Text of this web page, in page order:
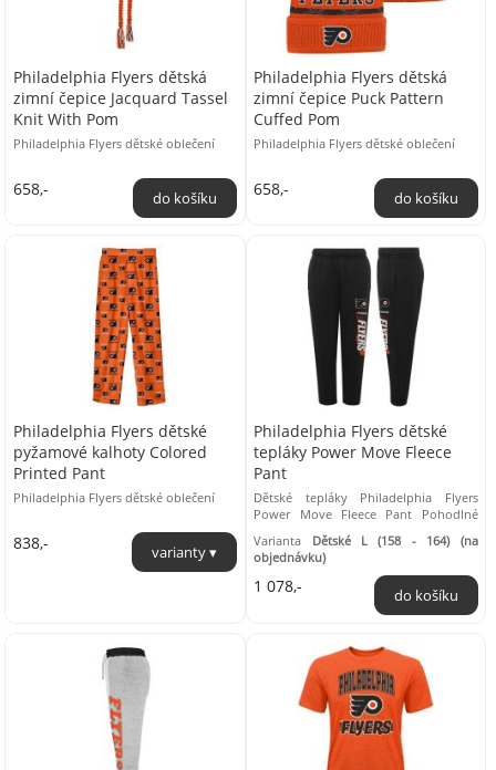
Philadelphia Flyers dětská
zimní čepice Jacquard Tassel
Knit With Pom
Philadelphia Flyers dětské oblečení
658,-
Philadelphia Flyers dětská
zimní čepice Puck Pattern
Cuffed Pom
Philadelphia Flyers dětské oblečení
658,-
Philadelphia Flyers dětské
pyžamové kalhoty Colored
Printed Pant
Philadelphia Flyers dětské oblečení
838,-
Philadelphia Flyers dětské
tepláky Power Move Fleece
Pant
Dětské tepláky Philadelphia Flyers
Power Move Fleece Pant Pohodlné
dětské tepláky Philadelphia Flyers
Power Move ...
Varianta Dětské L (158 - 164) (na
objednávku)
1 078,-